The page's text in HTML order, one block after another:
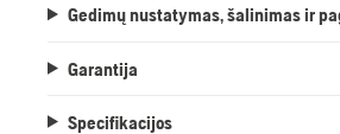
Gedimų nustatymas, šalinimas ir
Garantija
Specifikacijos